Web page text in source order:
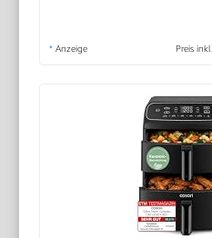
* Anzeige Preis